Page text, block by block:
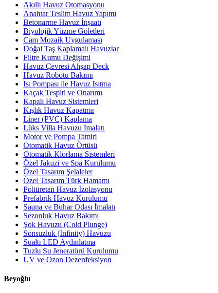
Akıllı Havuz Otomasyonu
Anahtar Teslim Havuz Yapımı
Betonarme Havuz İnşaatı
Biyolojik Yüzme Göletleri
Cam Mozaik Uygulaması
Doğal Taş Kaplamalı Havuzlar
Filtre Kumu Değişimi
Havuz Çevresi Ahşap Deck
Havuz Robotu Bakımı
Isı Pompası ile Havuz Isıtma
Kaçak Tespiti ve Onarımı
Kapalı Havuz Sistemleri
Kışlık Havuz Kapatma
Liner (PVC) Kaplama
Lüks Villa Havuzu İmalatı
Motor ve Pompa Tamiri
Otomatik Havuz Örtüsü
Otomatik Klorlama Sistemleri
Özel Jakuzi ve Spa Kurulumu
Özel Tasarım Şelaleler
Özel Tasarım Türk Hamamı
Poliüretan Havuz İzolasyonu
Prefabrik Havuz Kurulumu
Sauna ve Buhar Odası İmalatı
Sezonluk Havuz Bakımı
Şok Havuzu (Cold Plunge)
Sonsuzluk (Infinity) Havuzu
Sualtı LED Aydınlatma
Tuzlu Su Jeneratörü Kurulumu
UV ve Ozon Dezenfeksiyon
Beyoğlu